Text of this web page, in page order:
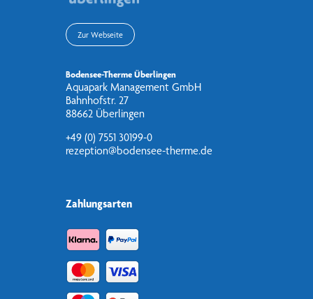
Zur Webseite
Bodensee-Therme Überlingen
Aquapark Management GmbH
Bahnhofstr. 27
88662 Überlingen
+49 (0) 7551 30199-0
rezeption@bodensee-therme.de
Zahlungsarten